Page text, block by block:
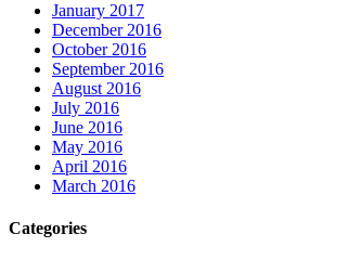
January 2017
December 2016
October 2016
September 2016
August 2016
July 2016
June 2016
May 2016
April 2016
March 2016
Categories